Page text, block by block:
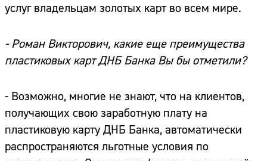
услуг владельцам золотых карт во всем мире.
- Роман Викторович, какие еще преимущества
пластиковых карт ДНБ Банка Вы бы отметили?
- Возможно, многие не знают, что на клиентов,
получающих свою заработную плату на
пластиковую карту ДНБ Банка, автоматически
распространяются льготные условия по